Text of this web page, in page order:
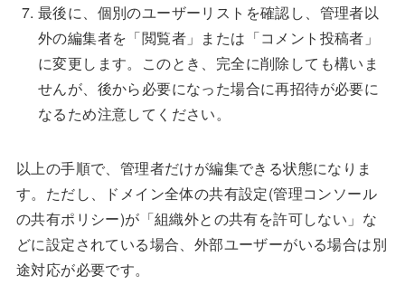
最後に、個別のユーザーリストを確認し、管理者以
外の編集者を「閲覧者」または「コメント投稿者」
に変更します。このとき、完全に削除しても構いま
せんが、後から必要になった場合に再招待が必要に
なるため注意してください。
以上の手順で、管理者だけが編集できる状態になりま
す。ただし、ドメイン全体の共有設定(管理コンソール
の共有ポリシー)が「組織外との共有を許可しない」な
どに設定されている場合、外部ユーザーがいる場合は別
途対応が必要です。